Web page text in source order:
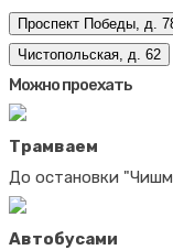
Проспект Победы, д.
Чистопольская, д. 62
Можно проехать
Трамваем
До остановки
Автобусами